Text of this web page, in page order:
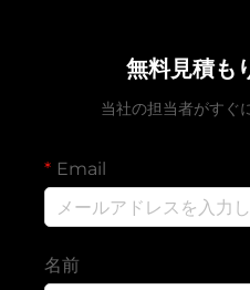
無料見積も
当社の担当者がすぐ
Email
名前